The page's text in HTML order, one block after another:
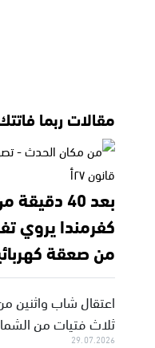
مقالات ربما
بعد 40
كفرمندا يروي
من صعقة
اعتقال شاب واثنين
ثلاث فتيات من
29.07.2026